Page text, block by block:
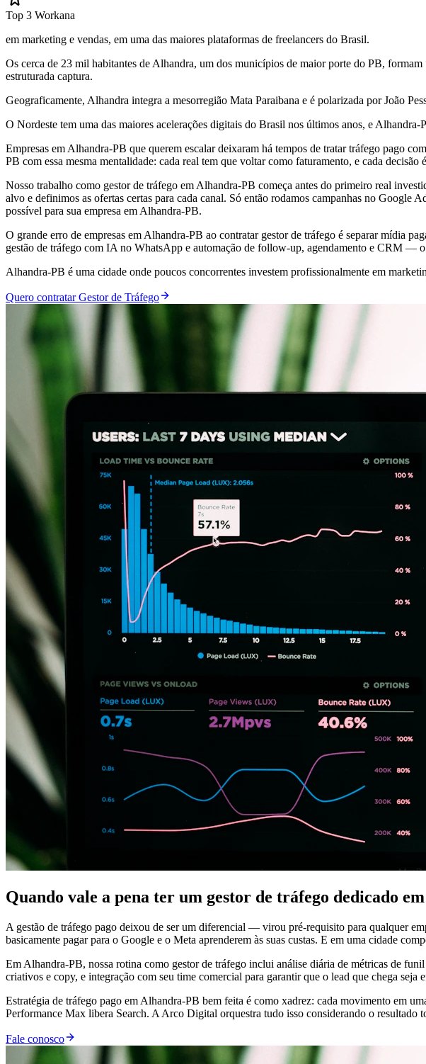
Top 3 Workana
em marketing e vendas, em uma das maiores plataformas de freelancers do Brasil.
Os cerca de 23 mil habitantes de Alhandra, um dos municípios de maior porte do PB,
estruturada captura.
Geograficamente, Alhandra integra a mesorregião Mata Paraibana e é polarizada por João
O Nordeste tem uma das maiores acelerações digitais do Brasil nos últimos anos, e
Empresas em Alhandra-PB que querem escalar deixaram há tempos de tratar tráfego pago
PB com essa mesma mentalidade: cada real tem que voltar como faturamento, e cada decisão
Nosso trabalho como gestor de tráfego em Alhandra-PB começa antes do primeiro real
alvo e definimos as ofertas certas para cada canal. Só então rodamos campanhas no
possível para sua empresa em Alhandra-PB.
O grande erro de empresas em Alhandra-PB ao contratar gestor de tráfego é separar mídia
gestão de tráfego com IA no WhatsApp e automação de follow-up, agendamento e CRM —
Alhandra-PB é uma cidade onde poucos concorrentes investem profissionalmente em
Quero contratar Gestor de Tráfego
Quando vale a pena ter um gestor de tráfego dedicado
A gestão de tráfego pago deixou de ser um diferencial — virou pré-requisito para qualquer
basicamente pagar para o Google e o Meta aprenderem às suas custas. E em uma cidade
Em Alhandra-PB, nossa rotina como gestor de tráfego inclui análise diária de métricas de
criativos e copy, e integração com seu time comercial para garantir que o lead que chega
Estratégia de tráfego pago em Alhandra-PB bem feita é como xadrez: cada movimento em
Performance Max libera Search. A Arco Digital orquestra tudo isso considerando o resultado
Fale conosco